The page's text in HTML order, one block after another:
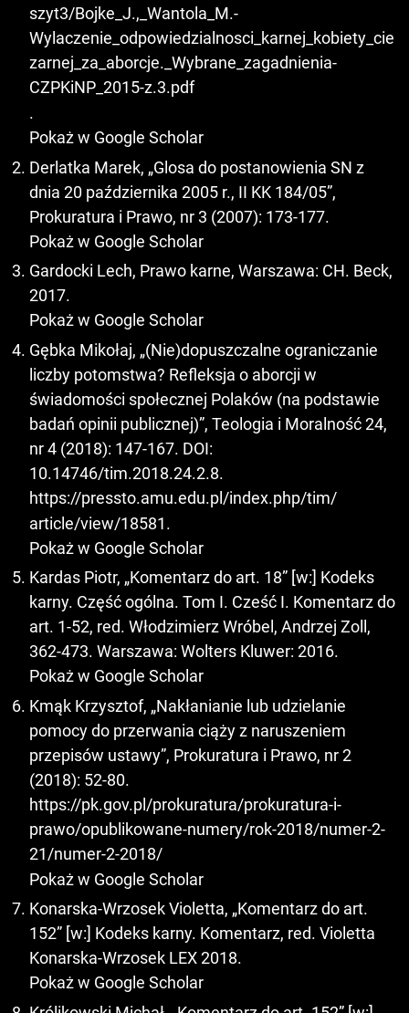
szyt3/Bojke_J.,_Wantola_M.-
Wylaczenie_odpowiedzialnosci_karnej_kobiety_cie
zarnej_za_aborcje._Wybrane_zagadnienia-
CZPKiNP_2015-z.3.pdf
.
Pokaż w Google Scholar
Derlatka Marek, „Glosa do postanowienia SN z
dnia 20 października 2005 r., II KK 184/05”,
Prokuratura i Prawo, nr 3 (2007): 173-177.
Pokaż w Google Scholar
Gardocki Lech, Prawo karne, Warszawa: CH. Beck,
2017.
Pokaż w Google Scholar
Gębka Mikołaj, „(Nie)dopuszczalne ograniczanie
liczby potomstwa? Refleksja o aborcji w
świadomości społecznej Polaków (na podstawie
badań opinii publicznej)”, Teologia i Moralność 24,
nr 4 (2018): 147-167. DOI:
10.14746/tim.2018.24.2.8.
https://pressto.amu.edu.pl/index.php/tim/
article/view/18581.
Pokaż w Google Scholar
Kardas Piotr, „Komentarz do art. 18” [w:] Kodeks
karny. Część ogólna. Tom I. Cześć I. Komentarz do
art. 1-52, red. Włodzimierz Wróbel, Andrzej Zoll,
362-473. Warszawa: Wolters Kluwer: 2016.
Pokaż w Google Scholar
Kmąk Krzysztof, „Nakłanianie lub udzielanie
pomocy do przerwania ciąży z naruszeniem
przepisów ustawy”, Prokuratura i Prawo, nr 2
(2018): 52-80.
https://pk.gov.pl/prokuratura/prokuratura-i-
prawo/opublikowane-numery/rok-2018/numer-2-
21/numer-2-2018/
Pokaż w Google Scholar
Konarska-Wrzosek Violetta, „Komentarz do art.
152” [w:] Kodeks karny. Komentarz, red. Violetta
Konarska-Wrzosek LEX 2018.
Pokaż w Google Scholar